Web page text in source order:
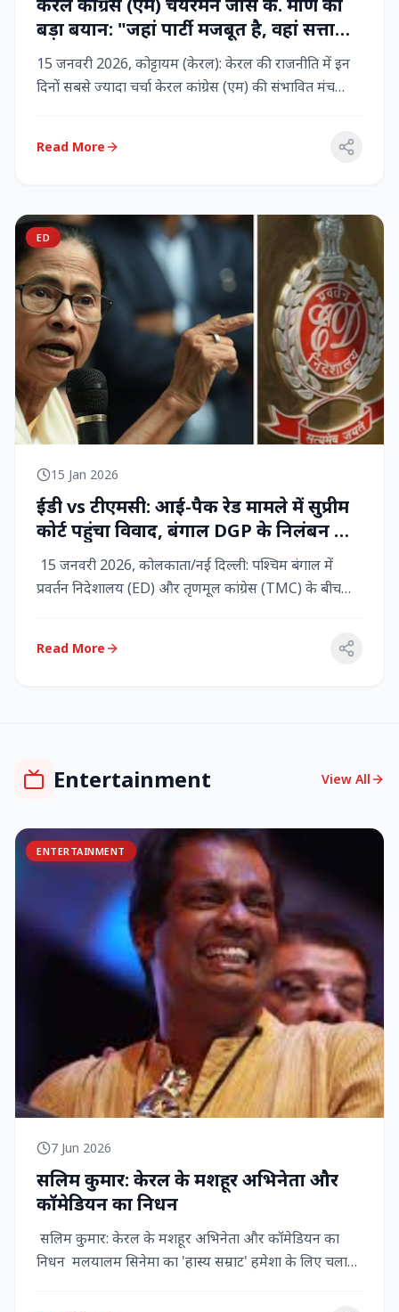
बड़ा बयान: "जहां पार्टी मजबूत है, वहां सत्ता
बनी रहेगी" – LDF के साथ बने रहने पर जोर
15 जनवरी 2026, कोट्टायम (केरल): केरल की राजनीति में इन
दिनों सबसे ज्यादा चर्चा केरल कांग्रेस (एम) की संभावित मंच
Read More
ED
15 Jan 2026
ईडी vs टीएमसी: आई-पैक रेड मामले में सुप्रीम
कोर्ट पहुंचा विवाद, बंगाल DGP के निलंबन की
मांग, कलकत्ता हाईकोर्ट में CBI छापेमारी
15 जनवरी 2026, कोलकाता/नई दिल्ली: पश्चिम बंगाल में
प्रवर्तन निदेशालय (ED) और तृणमूल कांग्रेस (TMC) के बीच
Read More
Entertainment View All
ENTERTAINMENT
7 Jun 2026
सलिम कुमार: केरल के मशहूर अभिनेता और
कॉमेडियन का निधन
सलिम कुमार: केरल के मशहूर अभिनेता और कॉमेडियन का
निधन मलयालम सिनेमा का 'हास्य सम्राट' हमेशा के लिए चला